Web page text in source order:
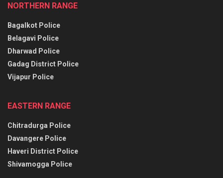
NORTHERN RANGE
Bagalkot Police
Belagavi Police
Dharwad Police
Gadag District Police
Vijapur Police
EASTERN RANGE
Chitradurga Police
Davangere Police
Haveri District Police
Shivamogga Police